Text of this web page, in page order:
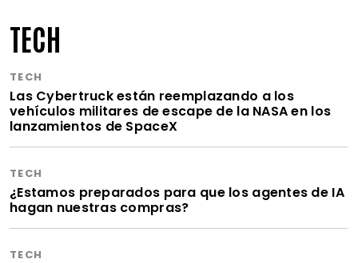
TECH
TECH
Las Cybertruck están reemplazando a los
vehículos militares de escape de la NASA en los
lanzamientos de SpaceX
TECH
¿Estamos preparados para que los agentes de IA
hagan nuestras compras?
TECH